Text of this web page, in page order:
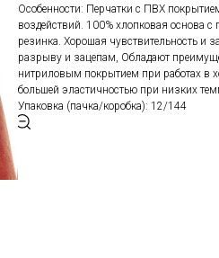
Особенности: Перчатки с ПВХ
воздействий. 100% хлопковая основа
резинка. Хорошая чувствительность и
разрыву и зацепам, Обладают
нитриловым покрытием при работах в
большей эластичностью при низких
Упаковка (пачка/коробка): 12/144